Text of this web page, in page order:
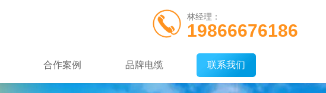
林经理：
19866676186
合作案例 品牌电缆 联系我们